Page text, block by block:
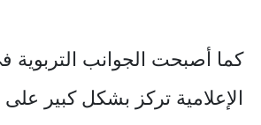
كما أصبحت الجوانب التربوية
الإعلامية تركز بشكل كبير